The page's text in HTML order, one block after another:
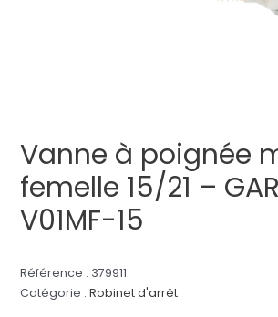
Vanne à poignée
femelle 15/21 –
V01MF-15
Référence : 379911
Catégorie : Robinet d'arrêt